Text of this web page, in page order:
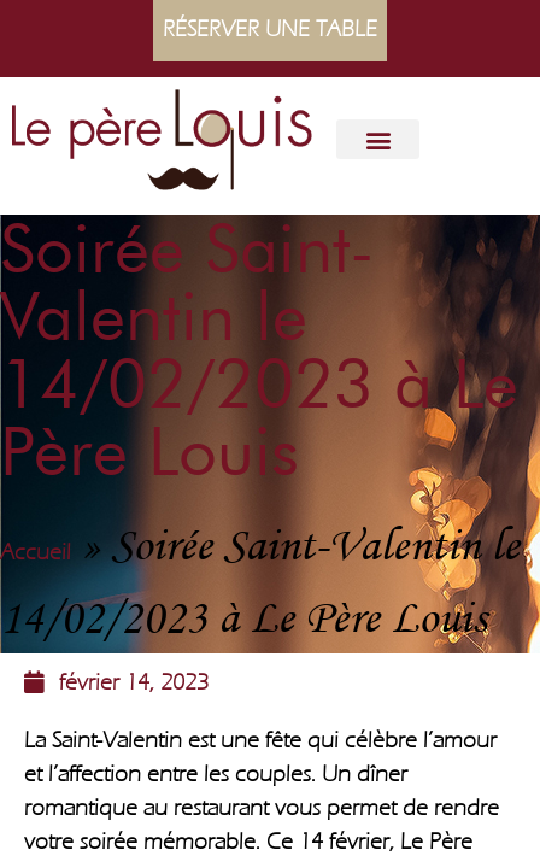
RÉSERVER UNE TABLE
Soirée Saint-
Valentin le
14/02/2023 à Le
Père Louis
Accueil »Soirée Saint-Valentin le
14/02/2023 à Le Père Louis
février 14, 2023
La Saint-Valentin est une fête qui célèbre l’amour
et l’affection entre les couples. Un dîner
romantique au restaurant vous permet de rendre
votre soirée mémorable. Ce 14 février, Le Père